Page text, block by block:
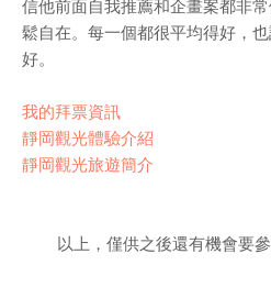
信他前面自我推薦和企畫案都非
鬆自在。每一個都很平均得好，
好。
我的拜票資訊
靜岡觀光體驗介紹
靜岡觀光旅遊簡介
以上，僅供之後還有機會要